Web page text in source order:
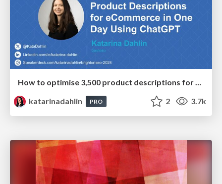
katarinadahlin
PRO 2 3.7k